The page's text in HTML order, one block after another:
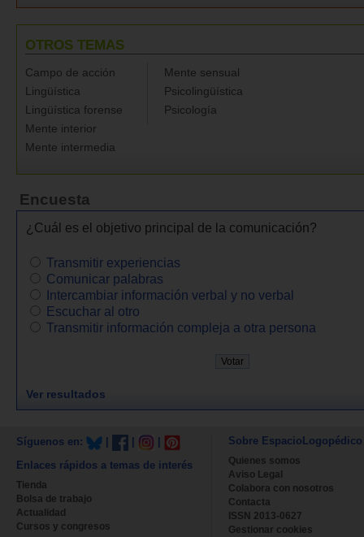
OTROS TEMAS
Campo de acción
Lingüística
Lingüística forense
Mente interior
Mente intermedia
Mente sensual
Psicolingüística
Psicología
Encuesta
¿Cuál es el objetivo principal de la comunicación?
Transmitir experiencias
Comunicar palabras
Intercambiar información verbal y no verbal
Escuchar al otro
Transmitir información compleja a otra persona
Ver resultados
Síguenos en:
Enlaces rápidos a temas de interés
Tienda
Bolsa de trabajo
Actualidad
Cursos y congresos
Sobre EspacioLogopédico
Quienes somos
Aviso Legal
Colabora con nosotros
Contacta
ISSN 2013-0627
Gestionar cookies